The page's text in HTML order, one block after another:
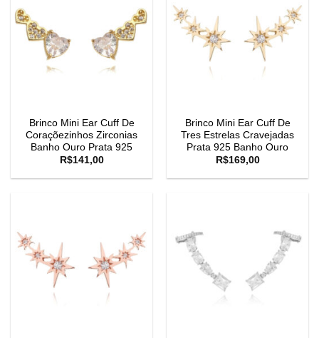
Brinco Mini Ear Cuff De
Coraçõezinhos Zirconias
Banho Ouro Prata 925
R$141,00
Brinco Mini Ear Cuff De
Tres Estrelas Cravejadas
Prata 925 Banho Ouro
R$169,00